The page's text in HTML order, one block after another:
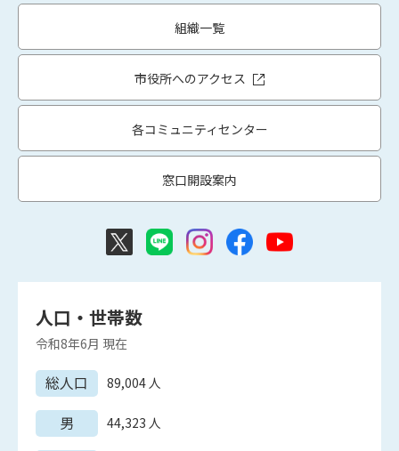
組織一覧
市役所へのアクセス
各コミュニティセンター
窓口開設案内
人口・世帯数
令和8年6月 現在
総人口 89,004人
男 44,323 人